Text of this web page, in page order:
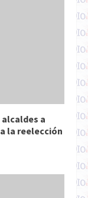
alcaldes a
la reelección